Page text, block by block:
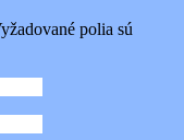
polia sú